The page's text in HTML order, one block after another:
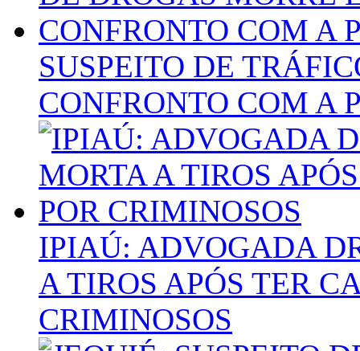
SUSPEITO DE
CONFRONTO COM A
IPIAÚ: ADVOGADA
A TIROS APÓS TER
CRIMINOSOS